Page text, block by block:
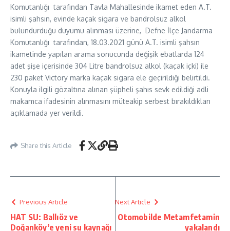
Komutanlığı tarafından Tavla Mahallesinde ikamet eden A.T.
isimli şahsın, evinde kaçak sigara ve bandrolsuz alkol
bulundurduğu duyumu alınması üzerine, Defne İlçe Jandarma
Komutanlığı tarafından, 18.03.2021 günü A.T. isimli şahsın
ikametinde yapılan arama sonucunda değişik ebatlarda 124
adet şişe içerisinde 304 Litre bandrolsuz alkol (kaçak içki) ile
230 paket Victory marka kaçak sigara ele geçirildiği belirtildi.
Konuyla ilgili gözaltına alınan şüpheli şahıs sevk edildiği adli
makamca ifadesinin alınmasını müteakip serbest bırakıldıkları
açıklamada yer verildi.
Share this Article
Previous Article
HAT SU: Ballıöz ve
Doğanköy’e yeni su kaynağı
Next Article
Otomobilde Metamfetamin
yakalandı